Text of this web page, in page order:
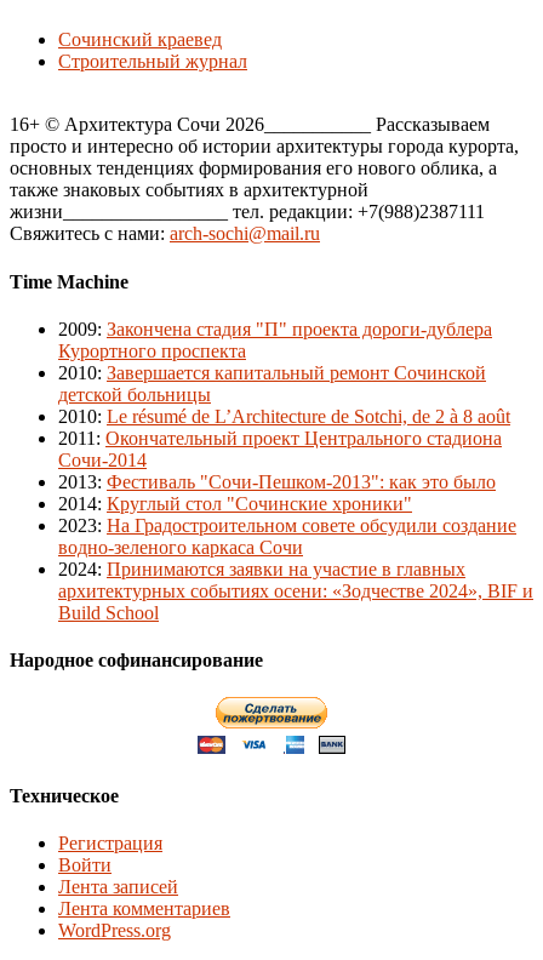
Сочинский краевед
Строительный журнал
16+ © Архитектура Сочи 2026___________ Рассказываем
просто и интересно об истории архитектуры города курорта,
основных тенденциях формирования его нового облика, а
также знаковых событиях в архитектурной
жизни_________________ тел. редакции: +7(988)2387111
Свяжитесь с нами: arch-sochi@mail.ru
Time Machine
2009: Закончена стадия "П" проекта дороги-дублера
Курортного проспекта
2010: Завершается капитальный ремонт Сочинской
детской больницы
2010: Le résumé de L’Architecture de Sotchi, de 2 à 8 août
2011 : Окончательный проект Центрального стадиона
Сочи-2014
2013: Фестиваль "Сочи-Пешком-2013": как это было
2014: Круглый стол "Сочинские хроники"
2023: На Градостроительном совете обсудили создание
водно-зеленого каркаса Сочи
2024: Принимаются заявки на участие в главных
архитектурных событиях осени: «Зодчестве 2024», BIF и
Build School
Народное софинансирование
Техническое
Регистрация
Войти
Лента записей
Лента комментариев
WordPress.org